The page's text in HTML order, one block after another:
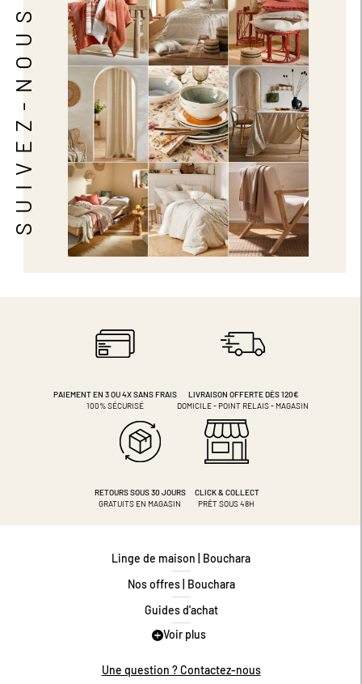
SUIVEZ-NOUS
PAIEMENT EN 3 OU 4XSANS FRAIS
100% SÉCURISÉ
LIVRAISON OFFERTE DÈS 120€
DOMICILE - POINT RELAIS - MAGASIN
RETOURS SOUS 30 JOURS
GRATUITS EN MAGASIN
CLICK & COLLECT
PRÊT SOUS 48H
Linge de maison | Bouchara
Nos offres | Bouchara
Guides d'achat
Guide des tailles
Voir plus
Une question ? Contactez-nous